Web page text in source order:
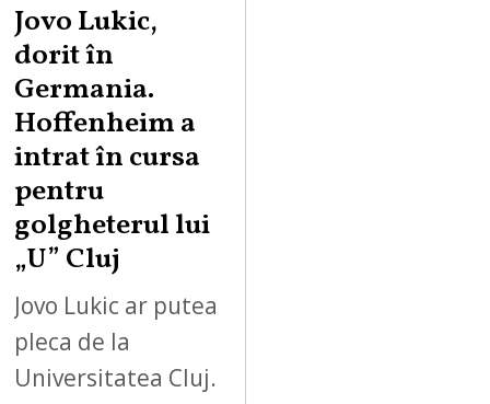
Jovo Lukic,
dorit în
Germania.
Hoffenheim a
intrat în cursa
pentru
golgheterul lui
„U” Cluj
Jovo Lukic ar putea
pleca de la
Universitatea Cluj.